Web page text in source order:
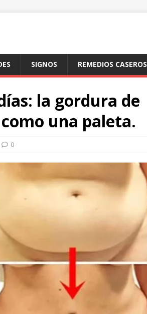
SIGNOS REMEDIOS CASEROS
la gordura de
una paleta.
0